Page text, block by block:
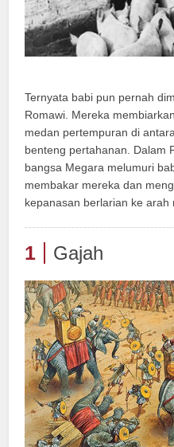
Ternyata babi pun pernah
Romawi. Mereka
medan pertempuran di
benteng pertahanan. Dalam
bangsa Megara melumuri
membakar mereka dan
kepanasan berlarian ke arah
1 Gajah